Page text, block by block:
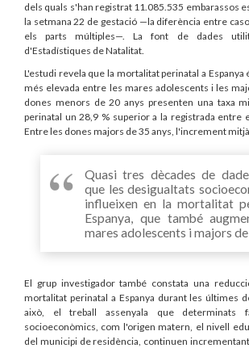
dels quals s'han registrat 11.085.535 embarassos
la setmana 22 de gestació —la diferència entre
els parts múltiples—. La font de dades
d'Estadístiques de Natalitat.
L'estudi revela que la mortalitat perinatal a
més elevada entre les mares adolescents i les
dones menors de 20 anys presenten una taxa
perinatal un 28,9 % superior a la registrada entre
Entre les dones majors de 35 anys, l'increment mitjà
Quasi tres dècades de
que les desigualtats
influeixen en la mortalitat
Espanya, que també
mares adolescents i majors
El grup investigador també constata una
mortalitat perinatal a Espanya durant les últimes
això, el treball assenyala que determinats
socioeconòmics, com l'origen matern, el nivell
del municipi de residència, continuen